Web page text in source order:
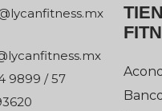
4032 33